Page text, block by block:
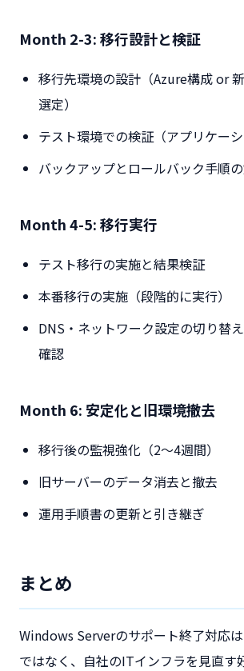
Month 2-3: 移行設計と検証
移行先環境の設計（Azure構成 or
選定）
テスト環境での検証（アプリケーシ
バックアップとロールバック手順
Month 4-5: 移行実行
テスト移行の実施と結果検証
本番移行の実施（段階的に実行）
DNS・ネットワーク設定の切り替
確認
Month 6: 安定化と旧環境撤去
移行後の監視強化（2〜4週間）
旧サーバーのデータ消去と撤去
運用手順書の更新と引き継ぎ
まとめ
Windows Serverのサポート終了対応
ではなく、自社のITインフラを見直す